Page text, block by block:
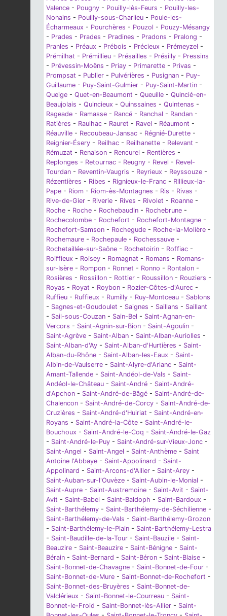
Valence - Pougny - Pouilly-lès-Feurs - Pouilly-les-
Nonains - Pouilly-sous-Charlieu - Poule-les-
Écharmeaux - Pourchères - Pouzol - Pouzy-Mésangy
- Prades - Prades - Pradines - Pradons - Pralong -
Pranles - Préaux - Prébois - Précieux - Prémeyzel -
Prémilhat - Prémillieu - Présailles - Présilly - Pressins
- Prévessin-Moëns - Priay - Primarette - Privas -
Prompsat - Publier - Pulvérières - Pusignan - Puy-
Guillaume - Puy-Saint-Gulmier - Puy-Saint-Martin -
Queige - Quet-en-Beaumont - Queuille - Quincié-en-
Beaujolais - Quincieux - Quinssaines - Quintenas -
Rageade - Ramasse - Rancé - Ranchal - Randan -
Ratières - Raulhac - Rauret - Ravel - Réaumont -
Réauville - Recoubeau-Jansac - Régnié-Durette -
Reignier-Ésery - Reilhac - Reilhanette - Relevant -
Rémuzat - Renaison - Rencurel - Rentières -
Replonges - Retournac - Reugny - Revel - Revel-
Tourdan - Reventin-Vaugris - Reyrieux - Reyssouze -
Rézentières - Ribes - Rignieux-le-Franc - Rillieux-la-
Pape - Riom - Riom-ès-Montagnes - Ris - Rivas -
Rive-de-Gier - Riverie - Rives - Rivolet - Roanne -
Roche - Roche - Rochebaudin - Rochebrune -
Rochecolombe - Rochefort - Rochefort-Montagne -
Rochefort-Samson - Rochegude - Roche-la-Molière -
Rochemaure - Rochepaule - Rochessauve -
Rochetaillée-sur-Saône - Rochetoirin - Roffiac -
Roiffieux - Roisey - Romagnat - Romans - Romans-
sur-Isère - Rompon - Ronnet - Ronno - Rontalon -
Rosières - Rossillon - Rottier - Roussillon - Rouziers -
Royas - Royat - Roybon - Rozier-Côtes-d'Aurec -
Ruffieu - Ruffieux - Rumilly - Ruy-Montceau - Sablons
- Sagnes-et-Goudoulet - Saignes - Saillans - Saillant
- Sail-sous-Couzan - Sain-Bel - Saint-Agnan-en-
Vercors - Saint-Agnin-sur-Bion - Saint-Agoulin -
Saint-Agrève - Saint-Alban - Saint-Alban-Auriolles -
Saint-Alban-d'Ay - Saint-Alban-d'Hurtières - Saint-
Alban-du-Rhône - Saint-Alban-les-Eaux - Saint-
Albin-de-Vaulserre - Saint-Alyre-d'Arlanc - Saint-
Amant-Tallende - Saint-Andéol-de-Vals - Saint-
Andéol-le-Château - Saint-André - Saint-André-
d'Apchon - Saint-André-de-Bâgé - Saint-André-de-
Chalencon - Saint-André-de-Corcy - Saint-André-de-
Cruzières - Saint-André-d'Huiriat - Saint-André-en-
Royans - Saint-André-la-Côte - Saint-André-le-
Bouchoux - Saint-André-le-Coq - Saint-André-le-Gaz
- Saint-André-le-Puy - Saint-André-sur-Vieux-Jonc -
Saint-Angel - Saint-Angel - Saint-Anthème - Saint
Antoine l'Abbaye - Saint-Appolinard - Saint-
Appolinard - Saint-Arcons-d'Allier - Saint-Arey -
Saint-Auban-sur-l'Ouvèze - Saint-Aubin-le-Monial -
Saint-Aupre - Saint-Austremoine - Saint-Avit - Saint-
Avit - Saint-Babel - Saint-Baldoph - Saint-Bardoux -
Saint-Barthélemy - Saint-Barthélemy-de-Séchilienne -
Saint-Barthélemy-de-Vals - Saint-Barthélemy-Grozon
- Saint-Barthélemy-le-Plain - Saint-Barthélemy-Lestra
- Saint-Baudille-de-la-Tour - Saint-Bauzile - Saint-
Beauzire - Saint-Beauzire - Saint-Bénigne - Saint-
Bérain - Saint-Bernard - Saint-Béron - Saint-Blaise -
Saint-Bonnet-de-Chavagne - Saint-Bonnet-de-Four -
Saint-Bonnet-de-Mure - Saint-Bonnet-de-Rochefort -
Saint-Bonnet-des-Bruyères - Saint-Bonnet-de-
Valclérieux - Saint-Bonnet-le-Courreau - Saint-
Bonnet-le-Froid - Saint-Bonnet-lès-Allier - Saint-